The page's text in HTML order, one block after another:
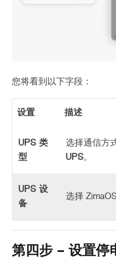
您将看到以下字段：
设置 描述
UPS 类
型
选择通信方
UPS。
UPS 设
备
选择
第四步 – 设置停